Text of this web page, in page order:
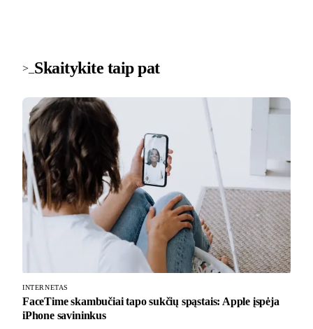
>_ Skaitykite taip pat
INTERNETAS
FaceTime skambučiai tapo sukčių spąstais: Apple įspėja
iPhone savininkus